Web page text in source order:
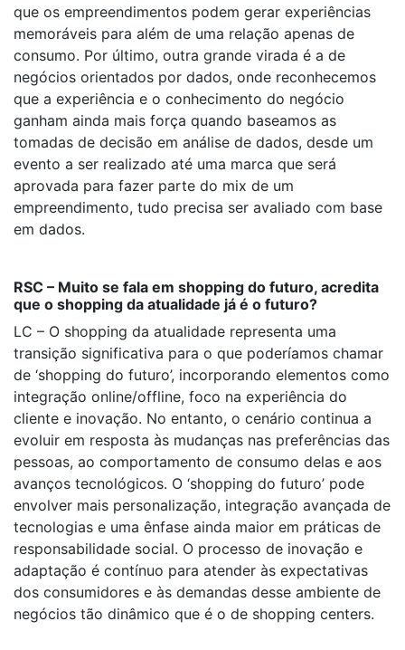
que os empreendimentos podem gerar experiências
memoráveis para além de uma relação apenas de
consumo. Por último, outra grande virada é a de
negócios orientados por dados, onde reconhecemos
que a experiência e o conhecimento do negócio
ganham ainda mais força quando baseamos as
tomadas de decisão em análise de dados, desde um
evento a ser realizado até uma marca que será
aprovada para fazer parte do mix de um
empreendimento, tudo precisa ser avaliado com base
em dados.
RSC – Muito se fala em shopping do futuro, acredita
que o shopping da atualidade já é o futuro?
LC – O shopping da atualidade representa uma
transição significativa para o que poderíamos chamar
de ‘shopping do futuro’, incorporando elementos como
integração online/offline, foco na experiência do
cliente e inovação. No entanto, o cenário continua a
evoluir em resposta às mudanças nas preferências das
pessoas, ao comportamento de consumo delas e aos
avanços tecnológicos. O ‘shopping do futuro’ pode
envolver mais personalização, integração avançada de
tecnologias e uma ênfase ainda maior em práticas de
responsabilidade social. O processo de inovação e
adaptação é contínuo para atender às expectativas
dos consumidores e às demandas desse ambiente de
negócios tão dinâmico que é o de shopping centers.